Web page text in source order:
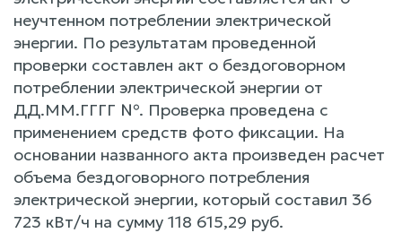
неучтенном потреблении электрической
энергии. По результатам проведенной
проверки составлен акт о бездоговорном
потреблении электрической энергии от
ДД.ММ.ГГГГ №. Проверка проведена с
применением средств фото фиксации. На
основании названного акта произведен расчет
объема бездоговорного потребления
электрической энергии, который составил 36
723 кВт/ч на сумму 118 615,29 руб.